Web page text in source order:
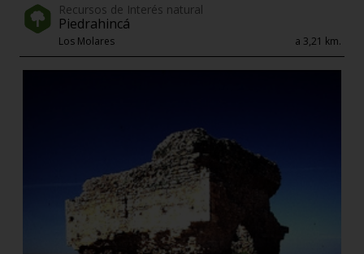
Recursos de Interés natural
Piedrahincá
Los Molares a 3,21 km.